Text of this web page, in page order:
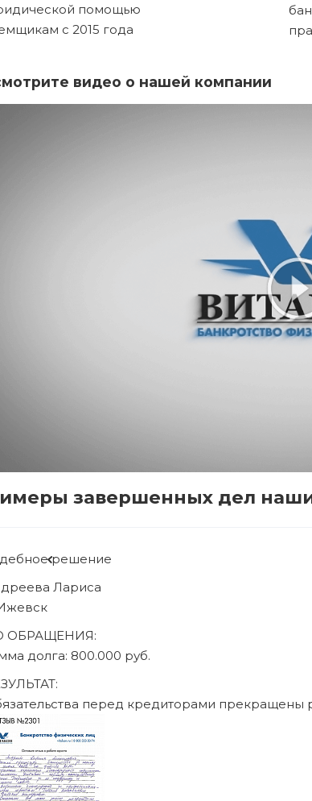
помощью
с 2015 года
видео о нашей компании
завершенных дел
решение
Людмила
Ижевск
ОБРАЩЕНИЯ:
долга: 470.000 руб.
перед кредиторами